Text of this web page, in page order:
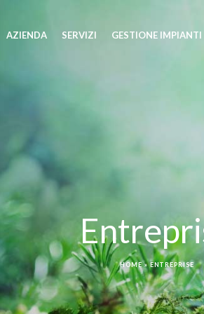
AZIENDA SERVIZI GESTIONE IMPIANTI
HOME»ENTREPRISE